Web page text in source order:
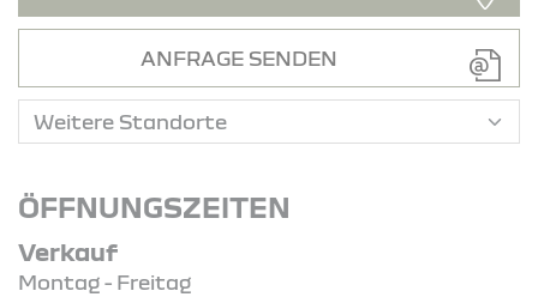
ANFRAGE SENDEN
ÖFFNUNGSZEITEN
Verkauf
Montag - Freitag